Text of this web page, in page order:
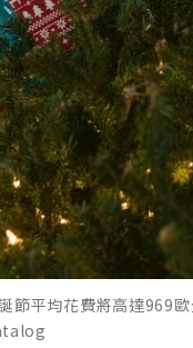
節平均花費將高達969